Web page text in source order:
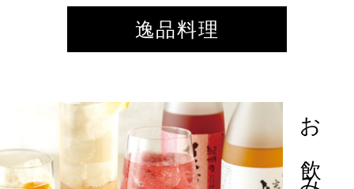
逸品料理
お飲み物